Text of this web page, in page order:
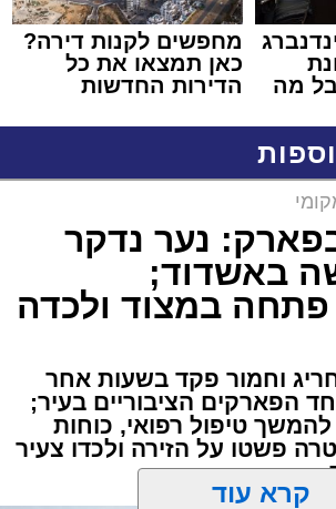
מה
מחפשים לקנות דירה?
כאן תמצאו את כל
הדירות החדשות
נער נדקר
באשדוד;
במצוד ולכדה
וחמור פקד בשעות אחר
הפארקים הציבוריים בעיר;
טיפול רפואי, כוחות
פשטו על הזירה ולכדו צעיר
קרא עוד